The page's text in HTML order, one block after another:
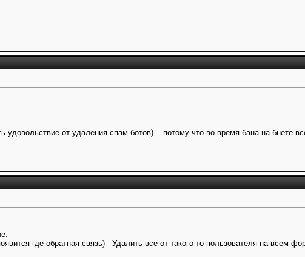
удовольствие от удаления спам-ботов)... потому что во время бана на бнете
где обратная связь) - Удалить все от такого-то пользователя на всем